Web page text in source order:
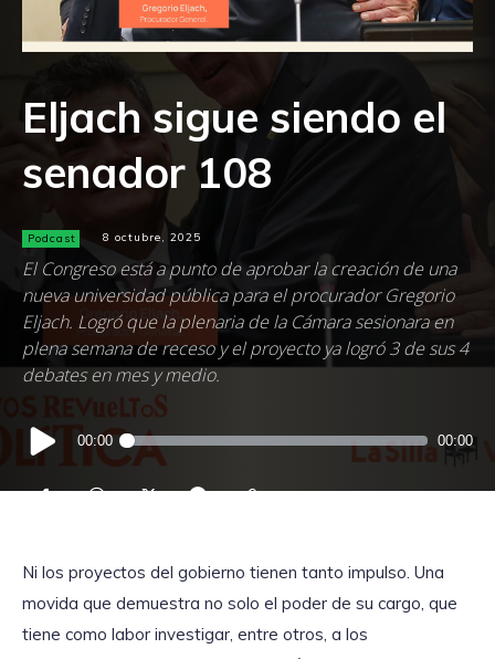
Eljach sigue siendo el
senador 108
Podcast 8 octubre, 2025
El Congreso está a punto de aprobar la creación de una
nueva universidad pública para el procurador Gregorio
Eljach. Logró que la plenaria de la Cámara sesionara en
plena semana de receso y el proyecto ya logró 3 de sus 4
debates en mes y medio.
Reproductor
de
00:00 00:00
Ni los proyectos del gobierno tienen tanto impulso. Una
movida que demuestra no solo el poder de su cargo, que
tiene como labor investigar, entre otros, a los